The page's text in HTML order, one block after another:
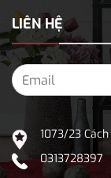
LIÊN HỆ
1073/23 Cách
0313728397